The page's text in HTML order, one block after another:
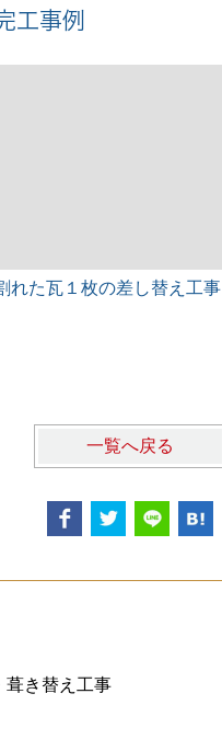
工事例
れた瓦１枚の差し替え工事
一覧へ戻る
葺き替え工事